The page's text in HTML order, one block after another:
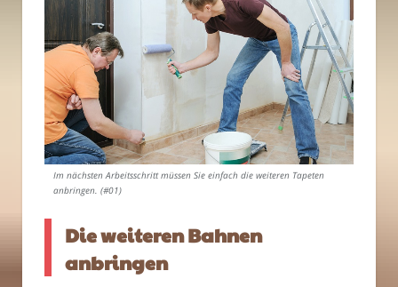
Im nächsten Arbeitsschritt müssen Sie einfach die weiteren Tapeten
anbringen. (#01)
Die weiteren Bahnen
anbringen